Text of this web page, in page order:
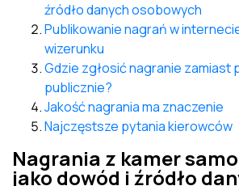
źródło danych osobowych
Publikowanie nagrań w
wizerunku
Gdzie zgłosić nagranie zamiast
publicznie?
Jakość nagrania ma znaczenie
Najczęstsze pytania kierowców
Nagrania z kamer
jako dowód i źródło